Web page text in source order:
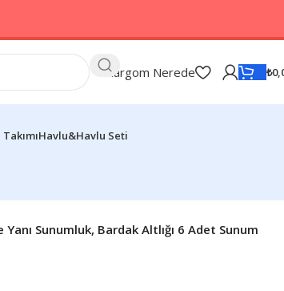
Kargom Nerede ₺
Havlu&Havlu Seti
Sunumluk, Bardak Altlığı 6 Adet Sunum